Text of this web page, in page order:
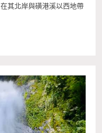
其北岸與磺港溪以西地帶